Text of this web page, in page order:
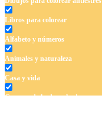
Libros para colorear
Alfabeto y números
Animales y naturaleza
Casa y vida
Cuentos de hadas y hadas